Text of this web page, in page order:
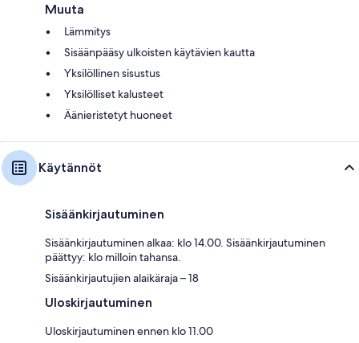
Muuta
Lämmitys
Sisäänpääsy ulkoisten käytävien kautta
Yksilöllinen sisustus
Yksilölliset kalusteet
Äänieristetyt huoneet
Käytännöt
Sisäänkirjautuminen
Sisäänkirjautuminen alkaa: klo 14.00. Sisäänkirjautuminen
päättyy: klo milloin tahansa.
Sisäänkirjautujien alaikäraja – 18
Uloskirjautuminen
Uloskirjautuminen ennen klo 11.00